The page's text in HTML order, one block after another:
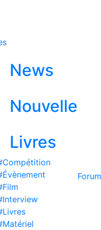
News
Nouvelle
Livres
Forum